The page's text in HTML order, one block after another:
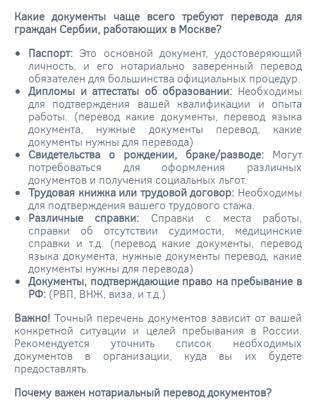
Какие документы чаще всего требуют перевода для
граждан Сербии, работающих в Москве?
Паспорт: Это основной документ, удостоверяющий
личность, и его нотариально заверенный перевод
обязателен для большинства официальных процедур.
Дипломы и аттестаты об образовании: Необходимы
для подтверждения вашей квалификации и опыта
работы. (перевод какие документы, перевод языка
документа, нужные документы перевод, какие
документы нужны для перевода)
Свидетельства о рождении, браке/разводе: Могут
потребоваться для оформления различных
документов и получения социальных льгот.
Трудовая книжка или трудовой договор: Необходимы
для подтверждения вашего трудового стажа.
Различные справки: Справки с места работы,
справки об отсутствии судимости, медицинские
справки и т.д. (перевод какие документы, перевод
языка документа, нужные документы перевод, какие
документы нужны для перевода)
Документы, подтверждающие право на пребывание в
РФ: (РВП, ВНЖ, виза, и т.д.)
Важно! Точный перечень документов зависит от вашей
конкретной ситуации и целей пребывания в России.
Рекомендуется уточнить список необходимых
документов в организации, куда вы их будете
предоставлять.
Почему важен нотариальный перевод документов?